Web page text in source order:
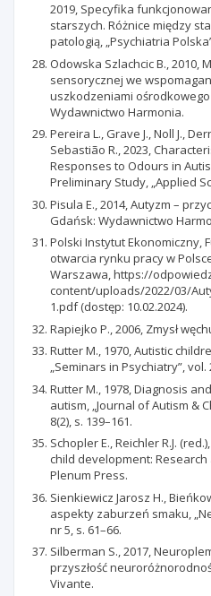
2019, Specyfika
starszych. Różnice między
patologią, „Psychiatria
Odowska Szlachcic B., 2010,
sensorycznej we
uszkodzeniami
Wydawnictwo Harmonia.
Pereira L., Grave J., Noll J.,
Sebastião R., 2023,
Responses to Odours in
Preliminary Study, „Applied
Pisula E., 2014, Autyzm –
Gdańsk: Wydawnictwo
Polski Instytut Ekonomiczny,
otwarcia rynku pracy w
Warszawa, https://
content/uploads/2022/03/
1.pdf (dostęp: 10.02.2024).
Rapiejko P., 2006, Zmysł
Rutter M., 1970, Autistic
„Seminars in Psychiatry”, vol.
Rutter M., 1978, Diagnosis
autism, „Journal of Autism &
8(2), s. 139–161.
Schopler E., Reichler R.J.
child development:
Plenum Press.
Sienkiewicz Jarosz H.,
aspekty zaburzeń smaku,
nr 5, s. 61–66.
Silberman S., 2017,
przyszłość
Vivante.